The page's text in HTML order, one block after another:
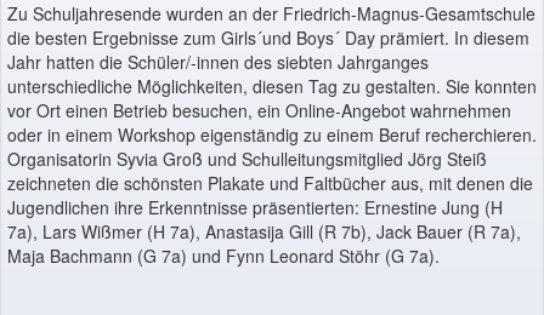
Zu Schuljahresende wurden an der Friedrich-Magnus-Gesamtschule
die besten Ergebnisse zum Girls´und Boys´ Day prämiert. In diesem
Jahr hatten die Schüler/-innen des siebten Jahrganges
unterschiedliche Möglichkeiten, diesen Tag zu gestalten. Sie konnten
vor Ort einen Betrieb besuchen, ein Online-Angebot wahrnehmen
oder in einem Workshop eigenständig zu einem Beruf recherchieren.
Organisatorin Syvia Groß und Schulleitungsmitglied Jörg Steiß
zeichneten die schönsten Plakate und Faltbücher aus, mit denen die
Jugendlichen ihre Erkenntnisse präsentierten: Ernestine Jung (H
7a), Lars Wißmer (H 7a), Anastasija Gill (R 7b), Jack Bauer (R 7a),
Maja Bachmann (G 7a) und Fynn Leonard Stöhr (G 7a).